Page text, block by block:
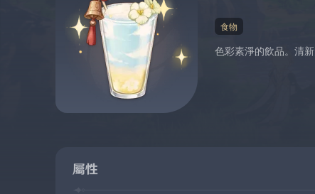
食物
色彩素淨的飲品。清
屬性